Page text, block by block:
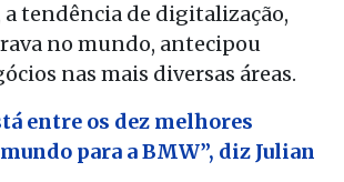
a tendência de digitalização,
no mundo, antecipou
nas mais diversas áreas.
entre os dez melhores
para a BMW”, diz Julian